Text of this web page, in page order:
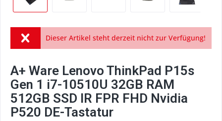
Dieser Artikel steht derzeit nicht zur Verfügung!
A+ Ware Lenovo ThinkPad P15s
Gen 1 i7-10510U 32GB RAM
512GB SSD IR FPR FHD Nvidia
P520 DE-Tastatur